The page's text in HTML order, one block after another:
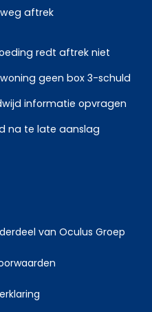
aftrek
redt aftrek niet
geen box 3-schuld
informatie opvragen
na te late aanslag
van Oculus Groep